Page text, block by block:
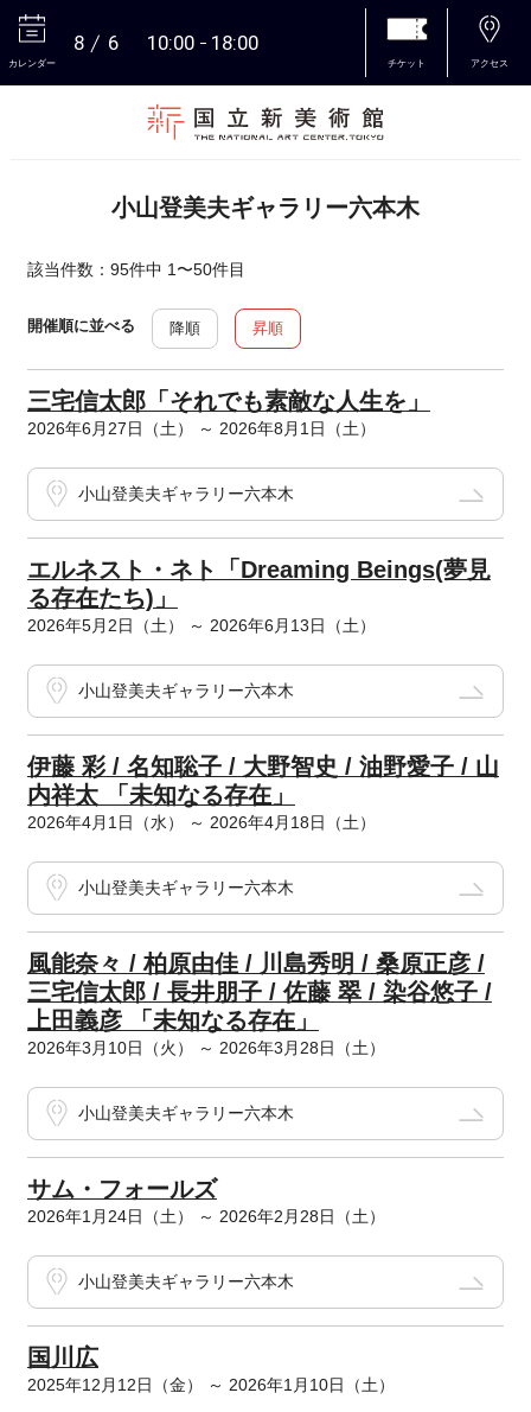
カレンダー
8 6 10:00 18:00
チケット アクセス
小山登美夫ギャラリー六本木
該当件数：95件中 1〜50件目
開催順に並べる 降順 昇順
三宅信太郎「それでも素敵な人生を」
2026年6月27日（土） ～ 2026年8月1日（土）
小山登美夫ギャラリー六本木
エルネスト・ネト「Dreaming Beings(夢見
る存在たち)」
2026年5月2日（土） ～ 2026年6月13日（土）
小山登美夫ギャラリー六本木
伊藤 彩 / 名知聡子 / 大野智史 / 油野愛子 / 山
内祥太 「未知なる存在」
2026年4月1日（水） ～ 2026年4月18日（土）
小山登美夫ギャラリー六本木
風能奈々 / 柏原由佳 / 川島秀明 / 桑原正彦 /
三宅信太郎 / 長井朋子 / 佐藤 翠 / 染谷悠子 /
上田義彦 「未知なる存在」
2026年3月10日（火） ～ 2026年3月28日（土）
小山登美夫ギャラリー六本木
サム・フォールズ
2026年1月24日（土） ～ 2026年2月28日（土）
小山登美夫ギャラリー六本木
国川広
2025年12月12日（金） ～ 2026年1月10日（土）